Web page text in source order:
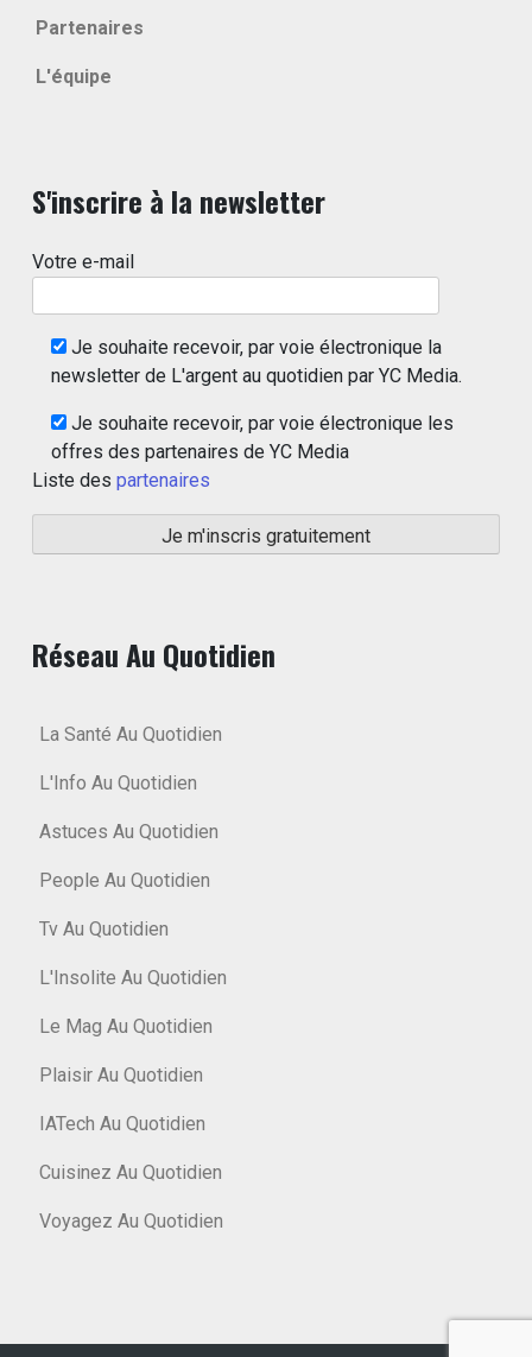
Partenaires
L'équipe
S'inscrire à la newsletter
Votre e-mail
Je souhaite recevoir, par voie électronique la
newsletter de L'argent au quotidien par YC Media.
Je souhaite recevoir, par voie électronique les
offres des partenaires de YC Media
Liste des partenaires
Réseau Au Quotidien
La Santé Au Quotidien
L'Info Au Quotidien
Astuces Au Quotidien
People Au Quotidien
Tv Au Quotidien
L'Insolite Au Quotidien
Le Mag Au Quotidien
Plaisir Au Quotidien
IATech Au Quotidien
Cuisinez Au Quotidien
Voyagez Au Quotidien